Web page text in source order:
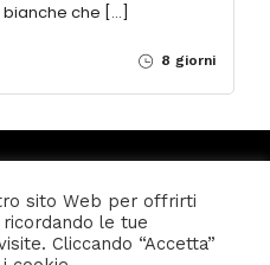
16 UsersOnline
bianche che […]
8 giorni
sito Web per offrirti
le tue
Cliccando “Accetta”